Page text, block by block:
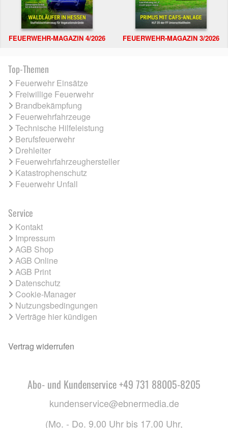
FEUERWEHR-MAGAZIN 4/2026 FEUERWEHR-MAGAZIN 3/2026
Top-Themen
Feuerwehr Einsätze
Freiwillige Feuerwehr
Brandbekämpfung
Feuerwehrfahrzeuge
Technische Hilfeleistung
Berufsfeuerwehr
Drehleiter
Feuerwehrfahrzeughersteller
Katastrophenschutz
Feuerwehr Unfall
Service
Kontakt
Impressum
AGB Shop
AGB Online
AGB Print
Datenschutz
Cookie-Manager
Nutzungsbedingungen
Verträge hier kündigen
Vertrag widerrufen
Abo- und Kundenservice +49 731 88005-8205
kundenservice@ebnermedia.de
(Mo. - Do. 9.00 Uhr bis 17.00 Uhr,